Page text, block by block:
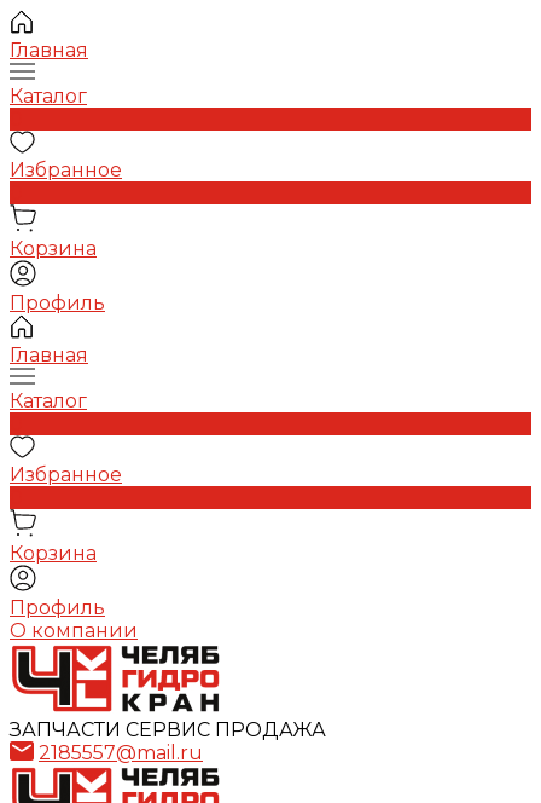
Главная
Каталог
Избранное
Корзина
Профиль
Главная
Каталог
Избранное
Корзина
Профиль
О компании
ЗАПЧАСТИ СЕРВИС ПРОДАЖА
2185557@mail.ru